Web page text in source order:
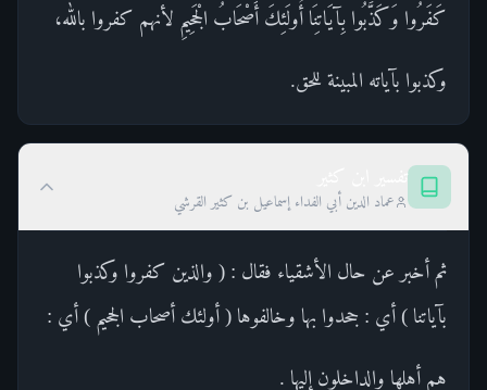
كَفَرُوا وَكَذَّبُوا بِآيَاتِنَا أُولَئِكَ أَصْحَابُ الْجَحِيمِ لأنهم كفروا بالله،
وكذبوا بآياته المبينة للحق.
عماد الدين أبي الفداء إسماعيل بن كثير القرشي
ثم أخبر عن حال الأشقياء فقال : ( والذين كفروا وكذبوا
بآياتنا ) أي : جحدوا بها وخالفوها ( أولئك أصحاب الجحيم ) أي :
هم أهلها والداخلون إليها .